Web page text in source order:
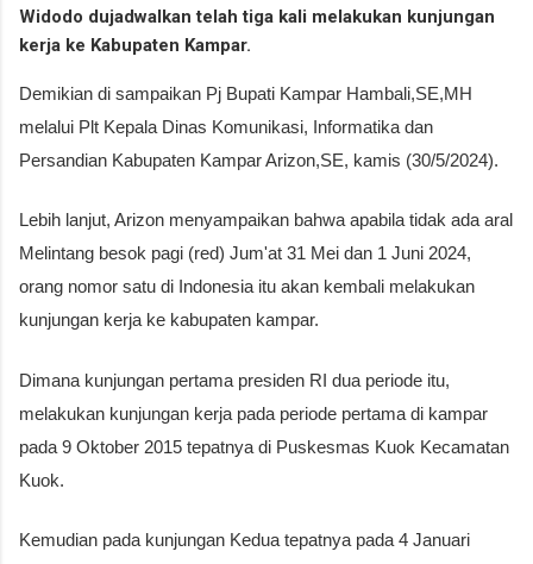
Widodo dujadwalkan telah tiga kali melakukan kunjungan
kerja ke Kabupaten Kampar.
Demikian di sampaikan Pj Bupati Kampar Hambali,SE,MH
melalui Plt Kepala Dinas Komunikasi, Informatika dan
Persandian Kabupaten Kampar Arizon,SE, kamis (30/5/2024).
Lebih lanjut, Arizon menyampaikan bahwa apabila tidak ada aral
Melintang besok pagi (red) Jum'at 31 Mei dan 1 Juni 2024,
orang nomor satu di Indonesia itu akan kembali melakukan
kunjungan kerja ke kabupaten kampar.
Dimana kunjungan pertama presiden RI dua periode itu,
melakukan kunjungan kerja pada periode pertama di kampar
pada 9 Oktober 2015 tepatnya di Puskesmas Kuok Kecamatan
Kuok.
Kemudian pada kunjungan Kedua tepatnya pada 4 Januari